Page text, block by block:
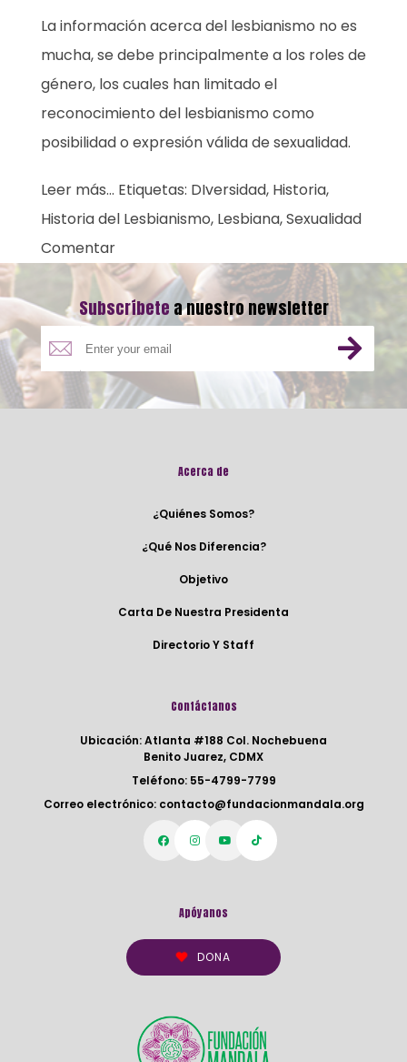
La información acerca del lesbianismo no es
mucha, se debe principalmente a los roles de
género, los cuales han limitado el
reconocimiento del lesbianismo como
posibilidad o expresión válida de sexualidad.
Leer más... Etiquetas: DIversidad, Historia,
Historia del Lesbianismo, Lesbiana,Sexualidad
Comentar
Subscríbete a nuestro newsletter
Acerca de
¿Quiénes Somos?
¿Qué Nos Diferencia?
Objetivo
Carta De Nuestra Presidenta
Directorio Y Staff
Contáctanos
Ubicación:Atlanta #188 Col. Nochebuena
Benito Juarez, CDMX
Teléfono: 55-4799-7799
Correo electrónico: contacto@fundacionmandala.org
Apóyanos
DONA